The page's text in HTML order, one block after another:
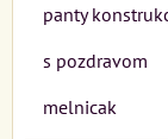
panty
s pozdravom
melnicak